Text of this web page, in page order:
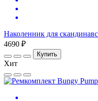
Наколенник для
4690 ₽
Купить
Хит